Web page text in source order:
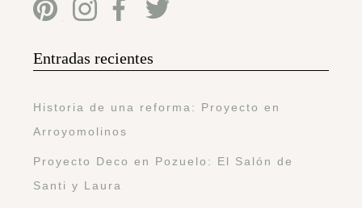
Entradas recientes
Historia de una reforma: Proyecto en
Arroyomolinos
Proyecto Deco en Pozuelo: El Salón de
Santi y Laura